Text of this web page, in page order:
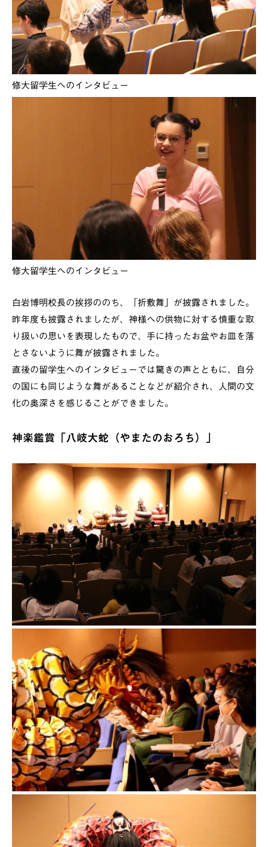
修大留学生へのインタビュー
修大留学生へのインタビュー
白岩博明校長の挨拶ののち、「折敷舞」が披露されました。
昨年度も披露されましたが、神様への供物に対する慎重な取
り扱いの思いを表現したもので、手に持ったお盆やお皿を落
とさないように舞が披露されました。
直後の留学生へのインタビューでは驚きの声とともに、自分
の国にも同じような舞があることなどが紹介され、人間の文
化の奥深さを感じることができました。
神楽鑑賞「八岐大蛇（やまたのおろち）」